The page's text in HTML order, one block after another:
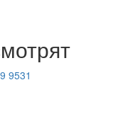
9531